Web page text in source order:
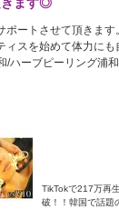
ートさせて頂きます
スを始めて体力にも
/ハーブピーリング浦
TikTokで217万再
破！！韓国で話題